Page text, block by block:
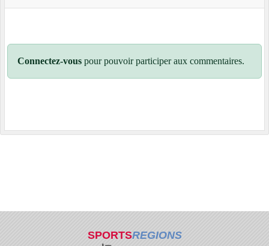
Connectez-vous pour pouvoir participer aux commentaires.
SPORTSREGIONS